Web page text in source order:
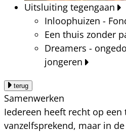
Uitsluiting tegengaan
Inloophuizen -
Een thuis zonder
Dreamers -
jongeren
terug
Samenwerken
Iedereen heeft recht op
vanzelfsprekend, maar in